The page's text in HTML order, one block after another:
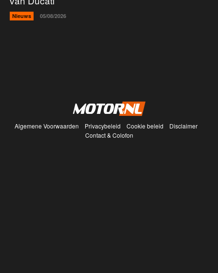
Nieuws 05/08/2026
Algemene Voorwaarden Privacybeleid Cookie beleid
Disclaimer
Contact & Colofon